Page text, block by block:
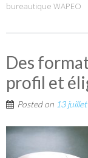
bureautique WAPEO
Des
profil et
Posted on 13